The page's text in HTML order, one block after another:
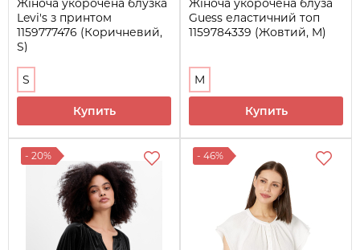
Жіноча укорочена блузка
Levi's з принтом
1159777476 (Коричневий,
S)
S
Купить
Жіноча укорочена блуза
Guess еластичний топ
1159784339 (Жовтий, M)
M
Купить
- 20% - 46%